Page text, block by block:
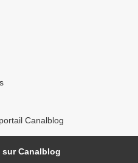
Canalblog
Canalblog